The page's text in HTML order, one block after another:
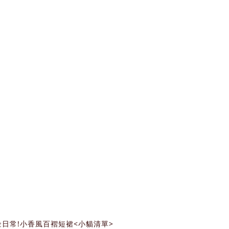
常!小香風百褶短裙<小貓清單>